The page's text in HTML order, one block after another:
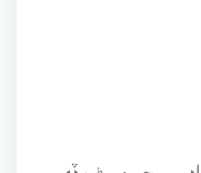
سميجو مسڻ وڏي ۾